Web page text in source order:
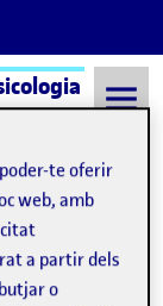
studentship
Anna Cigarini
Següent
te oferir
web, amb
a partir dels
o